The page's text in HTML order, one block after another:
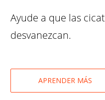
Ayude a que las
desvanezcan.
APRENDER MÁS